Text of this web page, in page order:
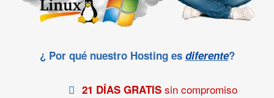
¿ Por qué nuestro Hosting es diferente?
21 DÍAS GRATIS sin compromiso